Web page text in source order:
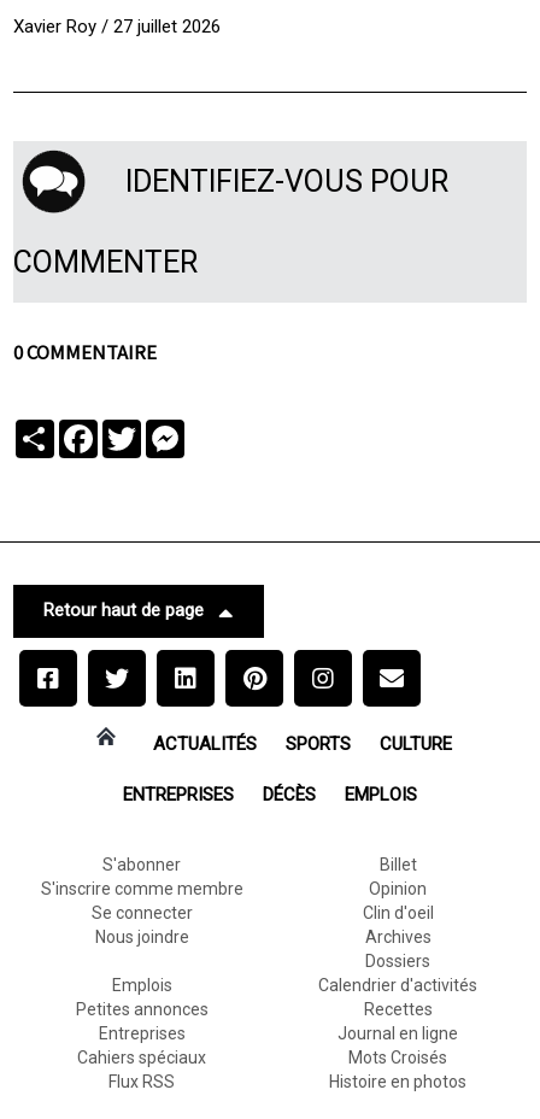
Xavier Roy / 27 juillet 2026
IDENTIFIEZ-VOUS POUR
COMMENTER
0 COMMENTAIRE
PartagerFacebook
Twitter
Retour haut de page
ACTUALITÉS SPORTS CULTURE
ENTREPRISES DÉCÈS EMPLOIS
S'abonner
S'inscrire comme membre
Se connecter
Nous joindre
Billet
Opinion
Clin d'oeil
Archives
Dossiers
Emplois
Petites annonces
Entreprises
Cahiers spéciaux
Flux RSS
Calendrier d'activités
Recettes
Journal en ligne
Mots Croisés
Histoire en photos